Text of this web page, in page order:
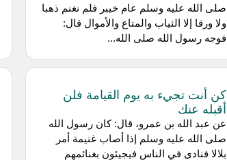
صلى الله عليه وسلم عام خيبر فلم نغنم ذهبا
ولا ورقا إلا الثياب والمتاع والأموال قال:
فوجه رسول الله صلى الله...
كن أنت تجيء به يوم القيامة فلن
أقبله عنك
عن عبد الله بن عمرو، قال: كان رسول الله
صلى الله عليه وسلم إذا أصاب غنيمة أمر
بلالا فنادى في الناس فيجيئون بغنائمهم